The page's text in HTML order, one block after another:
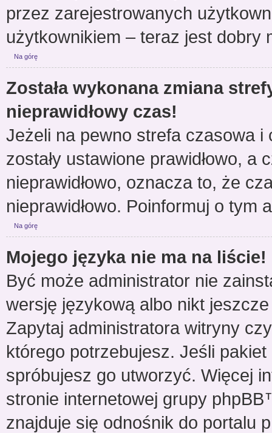
przez zarejestrowanych
użytkownikiem – teraz jest dobry
Na górę
Została wykonana zmiana
nieprawidłowy czas!
Jeżeli na pewno strefa czasowa
zostały ustawione prawidłowo, a
nieprawidłowo, oznacza to, że
nieprawidłowo. Poinformuj o tym
Na górę
Mojego języka nie ma na liście!
Być może administrator nie
wersję językową albo nikt
Zapytaj administratora witryny
którego potrzebujesz. Jeśli
spróbujesz go utworzyć. Więcej
stronie internetowej grupy
znajduje się odnośnik do portalu